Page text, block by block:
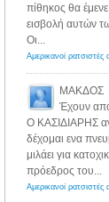
πίθηκος θα
εισβολή αυτών
Οι...
ΜΑΚΔΟΣ
Έχουν
Ο ΚΑΣΙΔΙΑΡΗΣ αν
δέχομαι ενα
μιλάει για
πρόεδρος του...